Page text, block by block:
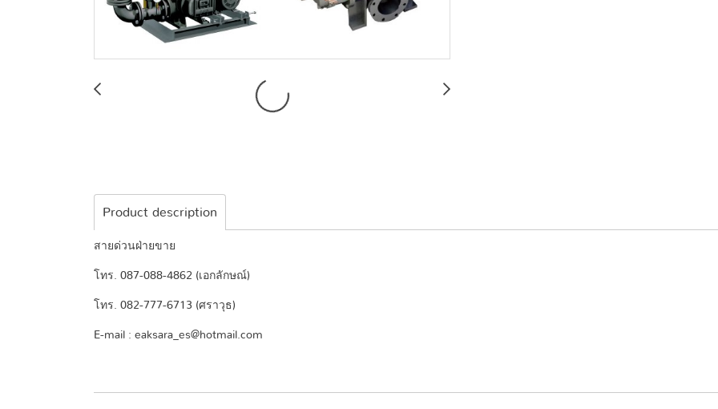
Product description
สายด่วนฝ่ายขาย
โทร. 087-088-4862 (เอกลักษณ์)
โทร. 082-777-6713 (ศราวุธ)
E-mail : eaksara_es@hotmail.com